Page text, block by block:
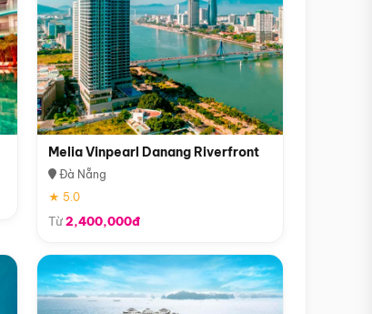
Melia Vinpearl Danang Riverfront
Đà Nẵng
★ 5.0
Từ2,400,000đ